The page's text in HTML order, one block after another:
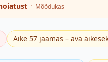
· Mõõdukas
Äike 57 jaamas – ava